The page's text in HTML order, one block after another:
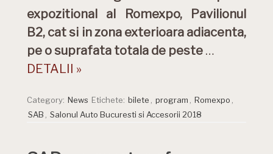
expozitional al Romexpo, Pavilionul
B2, cat si in zona exterioara adiacenta,
pe o suprafata totala de peste …
DETALII »
Category: News Etichete: bilete program Romexpo
SAB
Salonul Auto Bucuresti si Accesorii 2018